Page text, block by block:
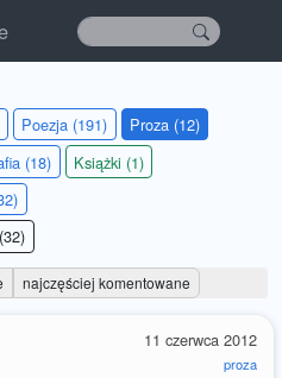
Poezja (191)
Proza (12)
(18)
Książki (1)
najczęściej komentowane
11 czerwca 2012
proza